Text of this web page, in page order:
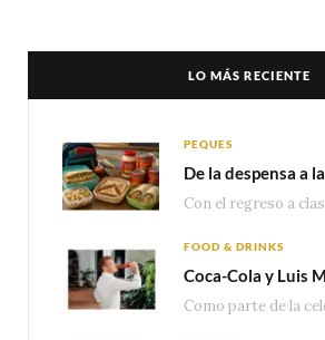
LO MÁS RECIENTE
PEQUES
FOOD & DRINKS